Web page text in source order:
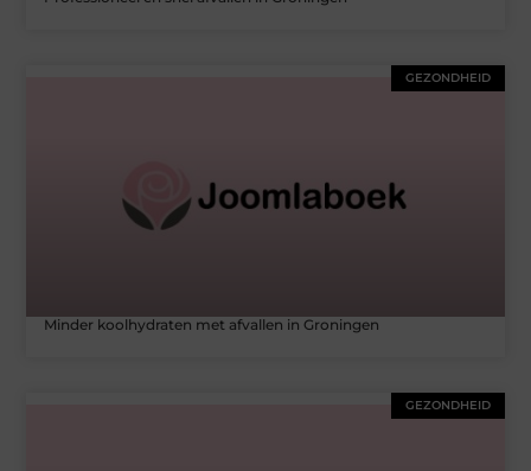
GEZONDHEID
Minder koolhydraten met afvallen in Groningen
GEZONDHEID